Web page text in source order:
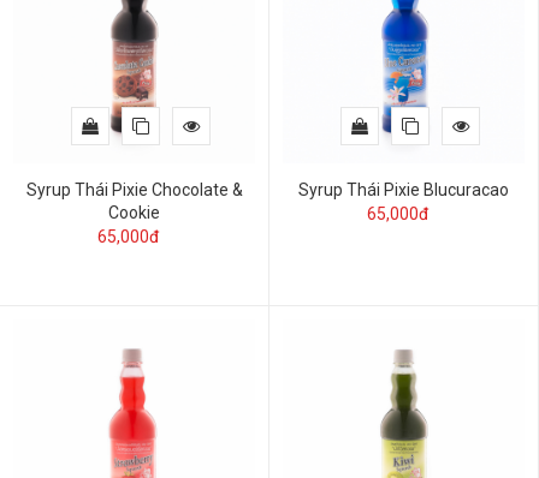
Syrup Thái Pixie Chocolate &
Cookie
65,000đ
Syrup Thái Pixie Blucuracao
65,000đ